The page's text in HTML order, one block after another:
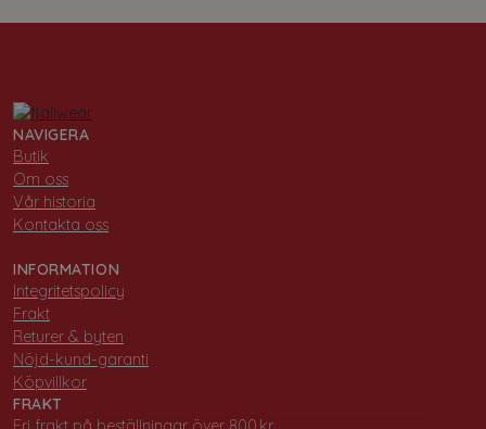
NAVIGERA
Butik
Om oss
Vår historia
Kontakta oss
INFORMATION
Integritetspolicy
Frakt
Returer & byten
Nöjd-kund-garanti
Köpvillkor
FRAKT